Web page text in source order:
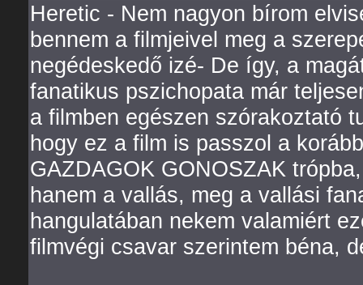
Heretic - Nem nagyon bírom
bennem a filmjeivel meg a
negédeskedő izé- De így, a
fanatikus pszichopata már
a filmben egészen szórakoztató
hogy ez a film is passzol a
GAZDAGOK GONOSZAK
hanem a vallás, meg a vallási
hangulatában nekem valamiért
filmvégi csavar szerintem béna,